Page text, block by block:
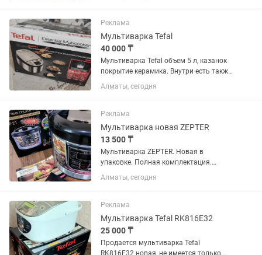
Реклама
Мультиварка Tefal
40 000 ₸
Мультиварка Tefal объем 5 л, казанок
покрытие керамика. Внутри есть также
пароварка мерный стаканчик и
лопатка. Можно варить , парить,
Разумный торг
Алматы, сегодня
Реклама
Мультиварка новая ZEPTER
13 500 ₸
Мультиварка ZEPTER. Новая в
упаковке. Полная комплектация.
Объем 6л. 21 программа. Мощность
900Вт. Покрытие чаши Тефлоновое.
Программы:...
Алматы, сегодня
Реклама
Мультиварка Tefal RK816E32
25 000 ₸
Продается мультиварка Tefal
RK816E32 новая, не имеется только